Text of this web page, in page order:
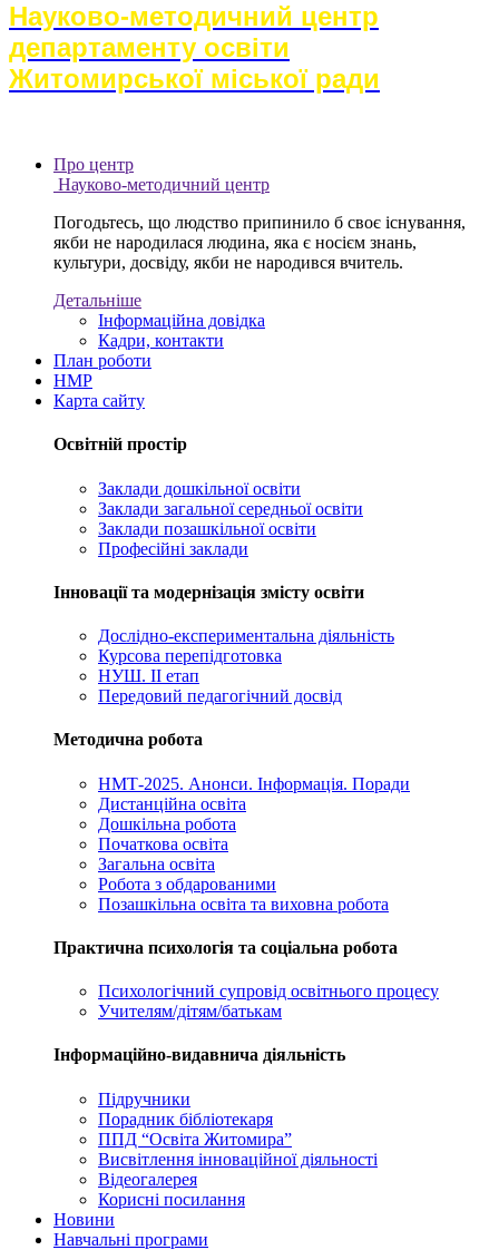
Науково-методичний центр
департаменту освіти
Житомирської міської ради
Про центр
Науково-методичний центр
Погодьтесь, що людство припинило б своє існування,
якби не народилася людина, яка є носієм знань,
культури, досвіду, якби не народився вчитель.
Детальніше
Інформаційна довідка
Кадри, контакти
План роботи
НМР
Карта сайту
Освітній простір
Заклади дошкільної освіти
Заклади загальної середньої освіти
Заклади позашкільної освіти
Професійні заклади
Інновації та модернізація змісту освіти
Дослідно-експериментальна діяльність
Курсова перепідготовка
НУШ. ІІ етап
Передовий педагогічний досвід
Методична робота
НМТ-2025. Анонси. Інформація. Поради
Дистанційна освіта
Дошкільна робота
Початкова освіта
Загальна освіта
Робота з обдарованими
Позашкільна освіта та виховна робота
Практична психологія та соціальна робота
Психологічний супровід освітнього процесу
Учителям/дітям/батькам
Інформаційно-видавнича діяльність
Підручники
Порадник бібліотекаря
ППД “Освіта Житомира”
Висвітлення інноваційної діяльності
Відеогалерея
Корисні посилання
Новини
Навчальні програми